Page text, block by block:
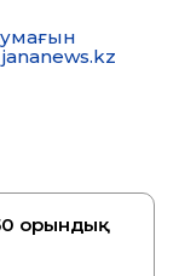
орындық